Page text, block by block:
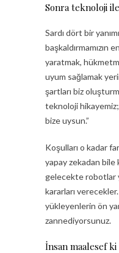
Sonra teknoloji
Sardı dört bir
başkaldırmamızın
yaratmak,
uyum sağlamak
şartları biz
teknoloji
bize uysun.”
Koşulları o kadar
yapay zekadan bile
gelecekte robotlar
kararları verecekler.
yükleyenlerin ön
zannediyorsunuz.
İnsan maalesef ki